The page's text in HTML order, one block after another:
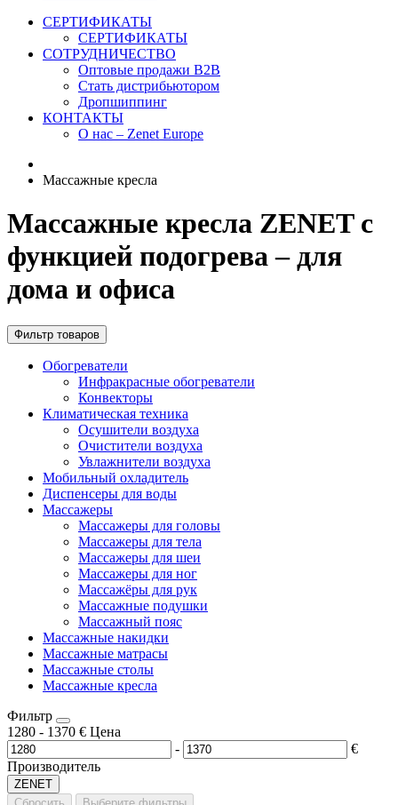
СЕРТИФИКАТЫ
СЕРТИФИКАТЫ
СОТРУДНИЧЕСТВО
Оптовые продажи B2B
Стать дистрибьютором
Дропшиппинг
КОНТАКТЫ
О нас – Zenet Europe
Массажные кресла
Массажные кресла ZENET с
функцией подогрева – для
дома и офиса
Фильтр товаров
Обогреватели
Инфракрасные обогреватели
Конвекторы
Климатическая техника
Осушители воздуха
Очистители воздуха
Увлажнители воздуха
Мобильный охладитель
Диспенсеры для воды
Массажеры
Массажеры для головы
Массажеры для тела
Массажеры для шеи
Массажеры для ног
Массажёры для рук
Массажные подушки
Массажный пояс
Массажные накидки
Массажные матрасы
Массажные столы
Массажные кресла
Фильтр
1280 - 1370 € Цена
-
€
Производитель
ZENET